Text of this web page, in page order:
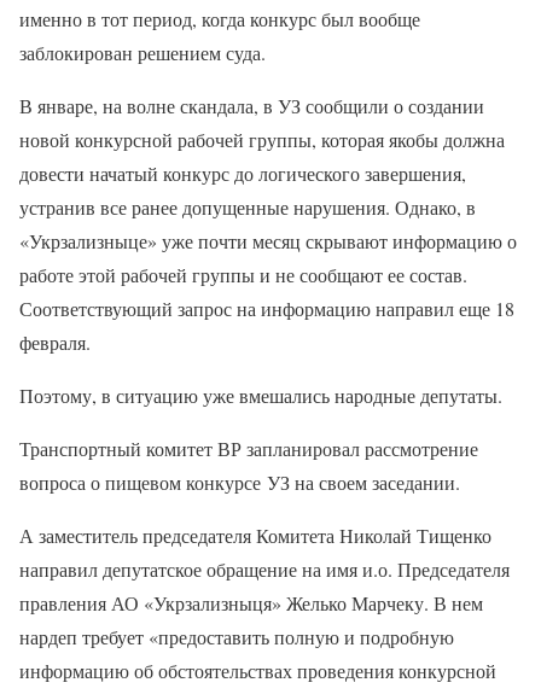
именно в тот период, когда конкурс был вообще
заблокирован решением суда.
В январе, на волне скандала, в УЗ сообщили о создании
новой конкурсной рабочей группы, которая якобы должна
довести начатый конкурс до логического завершения,
устранив все ранее допущенные нарушения. Однако, в
«Укрзализныце» уже почти месяц скрывают информацию о
работе этой рабочей группы и не сообщают ее состав.
Соответствующий запрос на информацию направил еще 18
февраля.
Поэтому, в ситуацию уже вмешались народные депутаты.
Транспортный комитет ВР запланировал рассмотрение
вопроса о пищевом конкурсе УЗ на своем заседании.
А заместитель председателя Комитета Николай Тищенко
направил депутатское обращение на имя и.о. Председателя
правления АО «Укрзализныця» Желько Марчеку. В нем
нардеп требует «предоставить полную и подробную
информацию об обстоятельствах проведения конкурсной